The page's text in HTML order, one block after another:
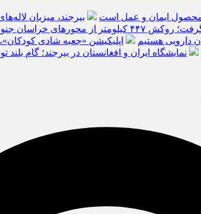
محصول ایمان و عمل است بیرجند، میزبان
محورهای خراسان جنوبی
دارویی هستیم
اپلیکیشن «جعبه شادی
نمایشگاه ایران و افغانستان در بیرجند؛ گام بلند